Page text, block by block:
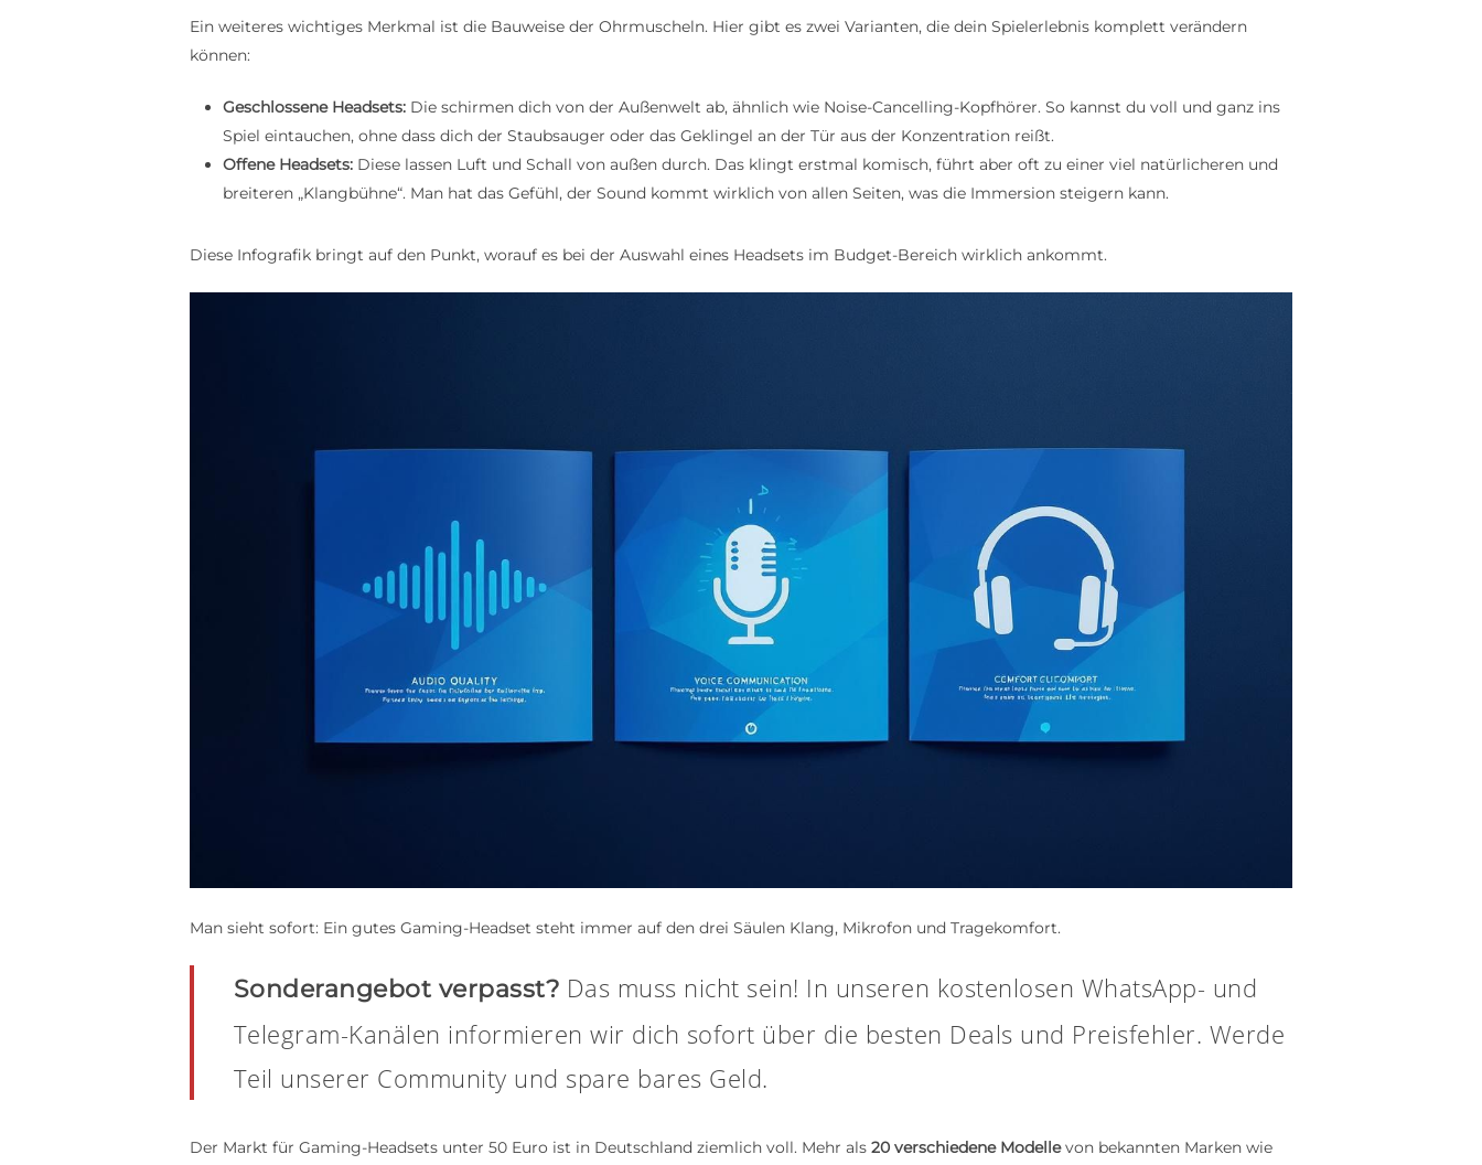
Ein weiteres wichtiges Merkmal ist die Bauweise der Ohrmuscheln. Hier gibt es zwei Varianten, die dein Spielerlebnis komplett verändern
können:
Geschlossene Headsets: Die schirmen dich von der Außenwelt ab, ähnlich wie Noise-Cancelling-Kopfhörer. So kannst du voll und ganz ins
Spiel eintauchen, ohne dass dich der Staubsauger oder das Geklingel an der Tür aus der Konzentration reißt.
Offene Headsets: Diese lassen Luft und Schall von außen durch. Das klingt erstmal komisch, führt aber oft zu einer viel natürlicheren und
breiteren „Klangbühne“. Man hat das Gefühl, der Sound kommt wirklich von allen Seiten, was die Immersion steigern kann.
Diese Infografik bringt auf den Punkt, worauf es bei der Auswahl eines Headsets im Budget-Bereich wirklich ankommt.
Man sieht sofort: Ein gutes Gaming-Headset steht immer auf den drei Säulen Klang, Mikrofon und Tragekomfort.
Sonderangebot verpasst? Das muss nicht sein! In unseren kostenlosen WhatsApp- und
Telegram-Kanälen informieren wir dich sofort über die besten Deals und Preisfehler. Werde
Teil unserer Community und spare bares Geld.
Der Markt für Gaming-Headsets unter 50 Euro ist in Deutschland ziemlich voll. Mehr als 20 verschiedene Modellevon bekannten Marken wie